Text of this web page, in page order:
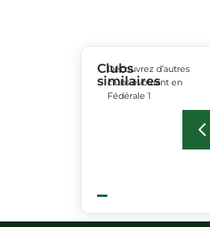
Clubs
similaires
Découvrez d’autres
clubs évoluant en
Fédérale 1